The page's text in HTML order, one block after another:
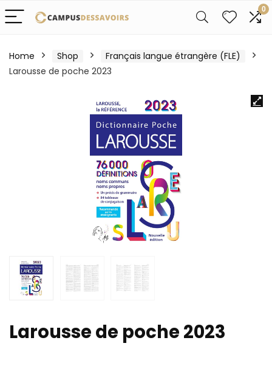
0
Home Shop
Français langue étrangère (FLE)
Larousse de poche 2023
Larousse de poche 2023